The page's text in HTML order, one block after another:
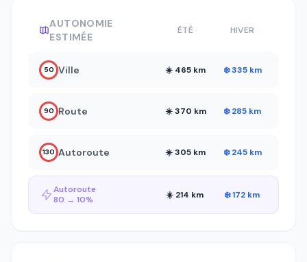
AUTONOMIE
ESTIMÉE
ÉTÉ HIVER
50 Ville ☀️ 465 km ❄️ 335 km
90 Route ☀️ 370 km ❄️ 285 km
130 Autoroute ☀️ 305 km ❄️ 245 km
Autoroute
80 → 10%
☀️ 214 km ❄️ 172 km